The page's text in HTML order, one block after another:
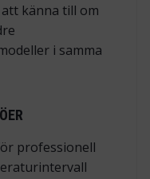
känna till om
i samma
professionell